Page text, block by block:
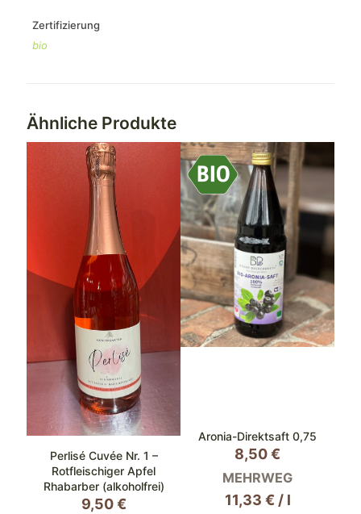
Zertifizierung
bio
Ähnliche Produkte
Perlisé Cuvée Nr. 1 –
Rotfleischiger Apfel
Rhabarber (alkoholfrei)
9,50€
Aronia-Direktsaft 0,75
8,50€
MEHRWEG
11,33 € / l